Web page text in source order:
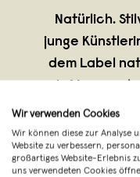
Natürlich.
junge
dem Label
staatlich
Glück.
Wir verwenden Cookies
Wir können diese zur Analyse
Website zu verbessern,
großartiges Website-Erlebnis
uns verwendeten Cookies